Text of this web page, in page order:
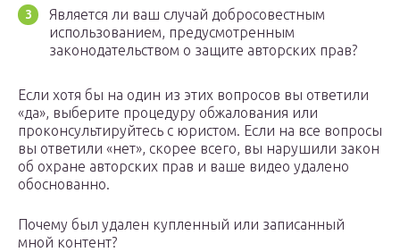
Является ли ваш случай добросовестным
использованием, предусмотренным
законодательством о защите авторских прав?
Если хотя бы на один из этих вопросов вы ответили
«да», выберите процедуру обжалования или
проконсультируйтесь с юристом. Если на все вопросы
вы ответили «нет», скорее всего, вы нарушили закон
об охране авторских прав и ваше видео удалено
обоснованно.
Почему был удален купленный или записанный
мной контент?